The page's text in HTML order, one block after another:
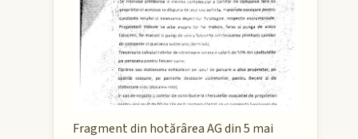
Fragment din hotărârea AG din 5 mai